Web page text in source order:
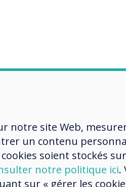
notre site Web,
un contenu
soient stockés
notre politique ici.
sur « gérer les